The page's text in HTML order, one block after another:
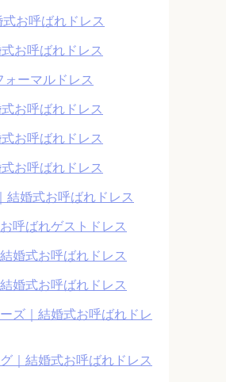
お呼ばれドレス
お呼ばれドレス
ーマルドレス
お呼ばれドレス
お呼ばれドレス
お呼ばれドレス
結婚式お呼ばれドレス
呼ばれゲストドレス
婚式お呼ばれドレス
婚式お呼ばれドレス
ズ｜結婚式お呼ばれドレ
｜結婚式お呼ばれドレス